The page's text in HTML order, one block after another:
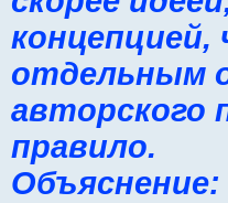
концепцией,
отдельным
авторского
правило.
Объяснение: